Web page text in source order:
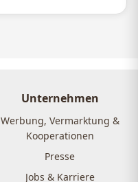
Unternehmen
Werbung, Vermarktung &
Kooperationen
Presse
Jobs & Karriere